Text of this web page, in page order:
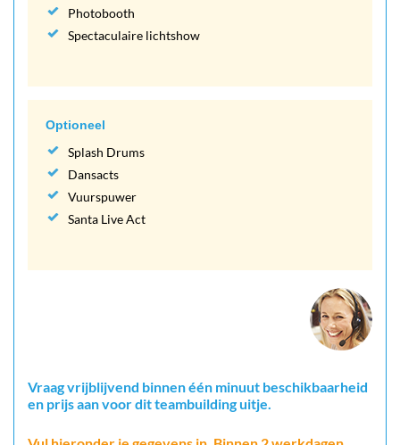
Photobooth
Spectaculaire lichtshow
Optioneel
Splash Drums
Dansacts
Vuurspuwer
Santa Live Act
Vraag vrijblijvend binnen één minuut beschikbaarheid
en prijs aan voor dit teambuilding uitje.